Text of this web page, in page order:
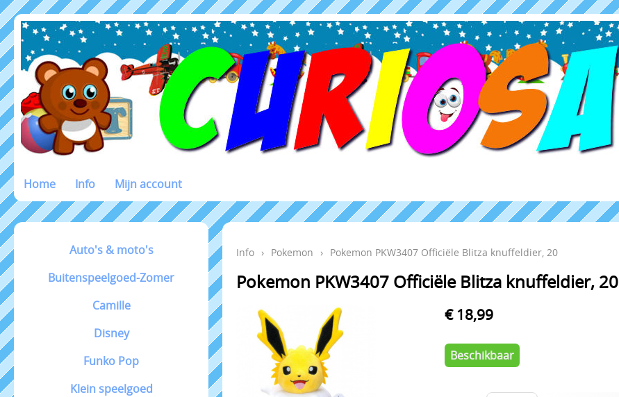
Home Info Mijn account
Auto's & moto's
Buitenspeelgoed-Zomer
Camille
Disney
Funko Pop
Klein speelgoed
Info › Pokemon › Pokemon PKW3407 Officiële Blitza knuffeldier, 20
Pokemon PKW3407 Officiële Blitza knuffeldier, 20
€ 18,99
Beschikbaar